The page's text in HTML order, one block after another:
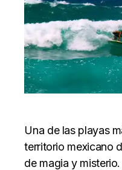
Una de las playas
territorio mexicano
de magia y